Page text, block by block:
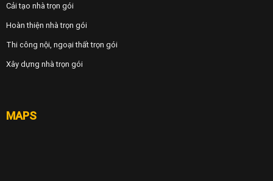
Cải tạo nhà trọn gói
Hoàn thiện nhà trọn gói
Thi công nội, ngoại thất trọn gói
Xây dựng nhà trọn gói
MAPS